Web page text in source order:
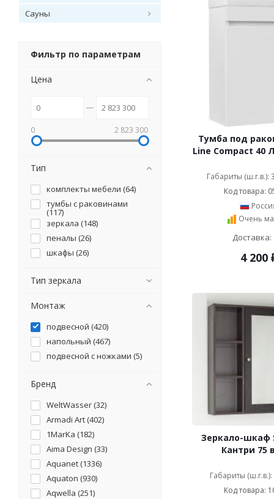
Тумба под
Line Compact 40
Габариты (ш.г.в.):
Код товара:
Очень
Доставка:
4 200
Зеркало-шкаф
Кантри 75
Габариты
Код товара:
Сауны
Фильтр по параметрам
Цена
0 2 823 300
Тип
комплекты мебели (64)
тумбы с раковинами
(117)
зеркала (148)
пеналы (26)
шкафы (26)
Тип зеркала
Монтаж
подвесной (420)
напольный (467)
подвесной с ножками (5)
Бренд
WeltWasser (32)
Armadi Art (402)
1MarKa (182)
Aima Design (33)
Aquanet (1336)
Aquaton (930)
Aqwella (251)